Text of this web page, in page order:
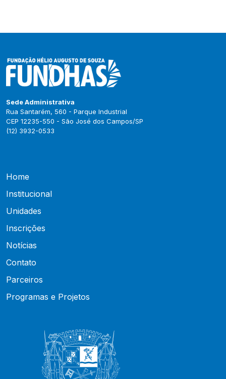
Sede Administrativa
Rua Santarém, 560 - Parque Industrial
CEP 12235-550 - São José dos Campos/SP
(12) 3932-0533
Home
Institucional
Unidades
Inscrições
Notícias
Contato
Parceiros
Programas e Projetos